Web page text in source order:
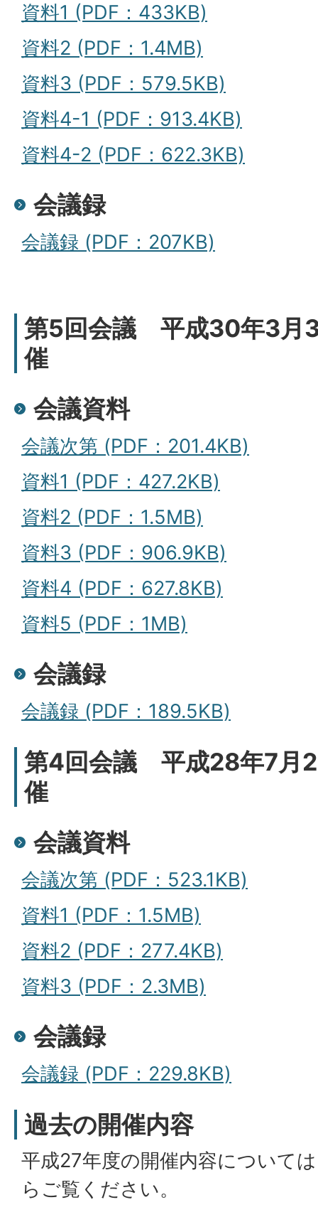
資料1 (PDF：433KB)
資料2 (PDF：1.4MB)
資料3 (PDF：579.5KB)
資料4-1 (PDF：913.4KB)
資料4-2 (PDF：622.3KB)
会議録
会議録 (PDF：207KB)
第5回会議 平成30年3月
催
会議資料
会議次第 (PDF：201.4KB)
資料1 (PDF：427.2KB)
資料2 (PDF：1.5MB)
資料3 (PDF：906.9KB)
資料4 (PDF：627.8KB)
資料5 (PDF：1MB)
会議録
会議録 (PDF：189.5KB)
第4回会議 平成28年7月
催
会議資料
会議次第 (PDF：523.1KB)
資料1 (PDF：1.5MB)
資料2 (PDF：277.4KB)
資料3 (PDF：2.3MB)
会議録
会議録 (PDF：229.8KB)
過去の開催内容
平成27年度の開催内容について
らご覧ください。